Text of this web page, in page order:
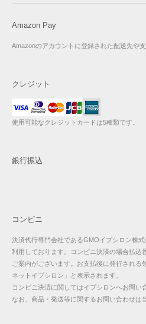
Amazon Pay
Amazonのアカウントに登録された配送先や
クレジット
使用可能なクレジットカードは5種類です。
銀行振込
コンビニ
決済代行専門会社であるGMOイプシロン株
利用しております。コンビニ決済の場合払込
ご案内がございます。お支払後に発行される
ネットイプシロン」と表示されます。
コンビニ決済に関してはイプシロンへお問い
なお、商品・発送等に関するお問い合わせは